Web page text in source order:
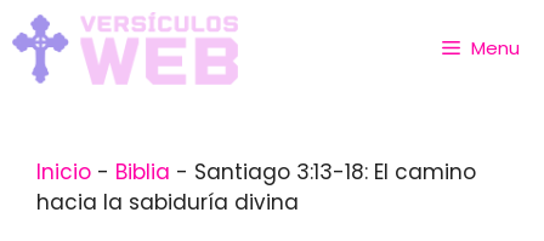
Skip
to
content
Menu
Inicio - Biblia - Santiago 3:13-18: El camino
hacia la sabiduría divina